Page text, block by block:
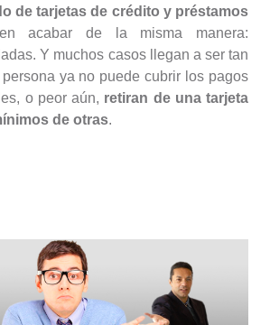
de tarjetas de crédito y préstamos
acabar de la misma manera:
Y muchos casos llegan a ser tan
ya no puede cubrir los pagos
o peor aún, retiran de una tarjeta
de otras.